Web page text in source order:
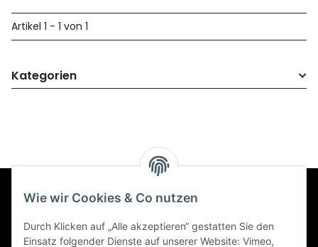
Artikel 1 - 1 von 1
Kategorien
Wie wir Cookies & Co nutzen
Durch Klicken auf „Alle akzeptieren“ gestatten Sie den
Einsatz folgender Dienste auf unserer Website: Vimeo,